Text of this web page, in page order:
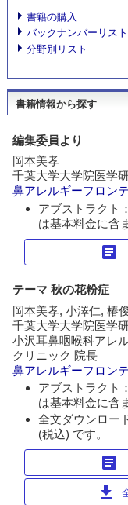
書籍の購入
バックナンバーリスト
分野別リスト
書籍情報から探す
編集委員より
岡本美孝
千葉大学大学院医学
鼻アレルギーフロン
アブストラクト
は基本料金に含
article
テーマ 秋の花粉症
岡本美孝, 小澤仁, 椿
千葉大学大学院医学
小沢耳鼻咽喉科アレ
クリニック 院長
鼻アレルギーフロン
アブストラクト
は基本料金に含
全文ダウンロー
(税込) です。
article
download